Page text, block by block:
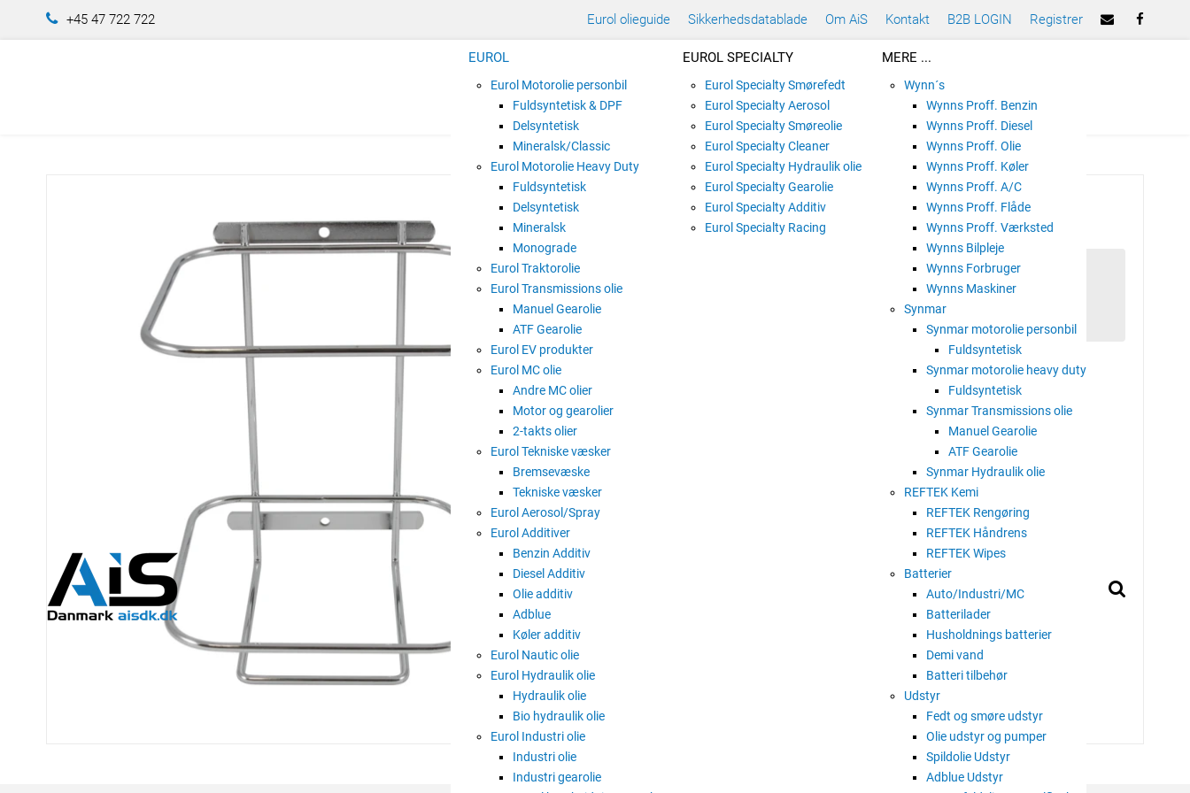
+45 47 722 722 Eurol olieguide Sikkerhedsdatablade Om AiS Kontakt B2B LOGIN Registrer
EUROL
Eurol Motorolie personbil
Fuldsyntetisk & DPF
Delsyntetisk
Mineralsk/Classic
Eurol Motorolie Heavy Duty
Fuldsyntetisk
Delsyntetisk
Mineralsk
Monograde
Eurol Traktorolie
Eurol Transmissions olie
Manuel Gearolie
ATF Gearolie
Eurol EV produkter
Eurol MC olie
Andre MC olier
Motor og gearolier
2-takts olier
Eurol Tekniske væsker
Bremsevæske
Tekniske væsker
Eurol Aerosol/Spray
Eurol Additiver
Benzin Additiv
Diesel Additiv
Olie additiv
Adblue
Køler additiv
Eurol Nautic olie
Eurol Hydraulik olie
Hydraulik olie
Bio hydraulik olie
Eurol Industri olie
Industri olie
Industri gearolie
EUROL SPECIALTY
Eurol Specialty Smørefedt
Eurol Specialty Aerosol
Eurol Specialty Smøreolie
Eurol Specialty Cleaner
Eurol Specialty Hydraulik olie
Eurol Specialty Gearolie
Eurol Specialty Additiv
Eurol Specialty Racing
MERE ...
Wynn´s
Wynns Proff. Benzin
Wynns Proff. Diesel
Wynns Proff. Olie
Wynns Proff. Køler
Wynns Proff. A/C
Wynns Proff. Flåde
Wynns Proff. Værksted
Wynns Bilpleje
Wynns Forbruger
Wynns Maskiner
Synmar
Synmar motorolie personbil
Fuldsyntetisk
Synmar motorolie heavy duty
Fuldsyntetisk
Synmar Transmissions olie
Manuel Gearolie
ATF Gearolie
Synmar Hydraulik olie
REFTEK Kemi
REFTEK Rengøring
REFTEK Håndrens
REFTEK Wipes
Batterier
Auto/Industri/MC
Batterilader
Husholdnings batterier
Demi vand
Batteri tilbehør
Udstyr
Fedt og smøre udstyr
Olie udstyr og pumper
Spildolie Udstyr
Adblue Udstyr
EUROL VÆGBESLAG TIL 4,5L HÅNDRENS
E400770